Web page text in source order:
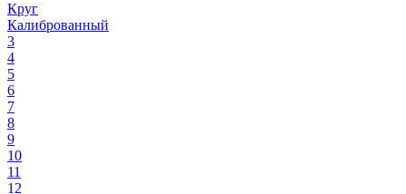
Круг
Калиброванный
3
4
5
6
7
8
9
10
11
12